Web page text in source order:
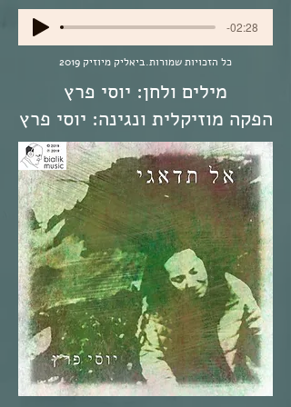
-02:28
כל הזכויות שמורות.ביאליק מיוזיק 2019
מילים ולחן: יוסי פרץ
הפקה מוזיקלית ונגינה: יוסי פרץ